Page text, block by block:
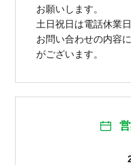
お願いします。
土日祝日は電話休業
お問い合わせの内容
がございます。